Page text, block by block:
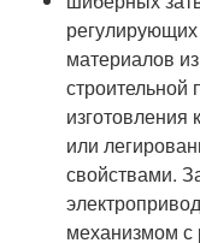
материалов
или
свойствами.
механизмом